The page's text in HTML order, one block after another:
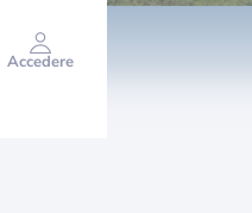
Accedere